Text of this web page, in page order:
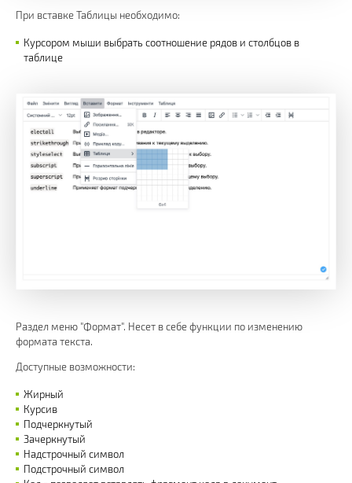
При вставке Таблицы необходимо:
Курсором мыши выбрать соотношение рядов и столбцов в
таблице
Раздел меню "Формат". Несет в себе функции по изменению
формата текста.
Доступные возможности:
Жирный
Курсив
Подчеркнутый
Зачеркнутый
Надстрочный символ
Подстрочный символ